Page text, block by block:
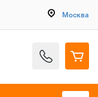
Москва